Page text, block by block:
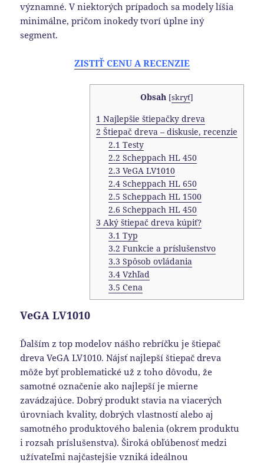
významné. V niektorých prípadoch sa modely líšia
minimálne, pričom inokedy tvorí úplne iný
segment.
ZISTIŤ CENU A RECENZIE
Obsah [skryť]
1 Najlepšie štiepačky dreva
2 Štiepač dreva – diskusie, recenzie
2.1 Testy
2.2 Scheppach HL 450
2.3 VeGA LV1010
2.4Scheppach HL 650
2.5 Scheppach HL 1500
2.6 Scheppach HL 450
3 Aký štiepač dreva kúpiť?
3.1 Typ
3.2 Funkcie a príslušenstvo
3.3 Spôsob ovládania
3.4Vzhľad
3.5 Cena
VeGA LV1010
Ďalším z top modelov nášho rebríčku je štiepač
dreva VeGA LV1010. Nájsť najlepší štiepač dreva
môže byť problematické už z toho dôvodu, že
samotné označenie ako najlepší je mierne
zavádzajúce. Dobrý produkt stavia na viacerých
úrovniach kvality, dobrých vlastností alebo aj
samotného produktového balenia (okrem produktu
i rozsah príslušenstva). Široká obľúbenosť medzi
užívateľmi najčastejšie vzniká ideálnou